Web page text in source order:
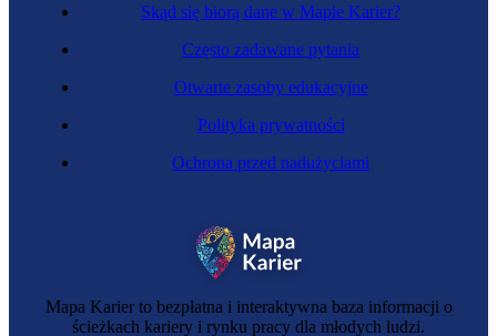
Mapa Karier to bezpłatna i interaktywna baza informacji o
ścieżkach kariery i rynku pracy dla młodych ludzi.
Skąd się biorą dane w Mapie Karier?
Często zadawane pytania
Otwarte zasoby edukacyjne
Polityka prywatności
Ochrona przed nadużyciami